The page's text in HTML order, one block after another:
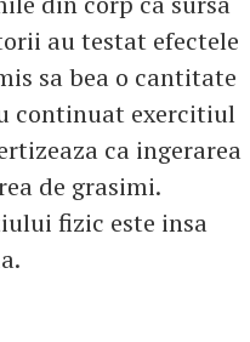
au testat efectele
sa bea o cantitate
continuat exercitiul
ca ingerarea
de grasimi.
fizic este insa